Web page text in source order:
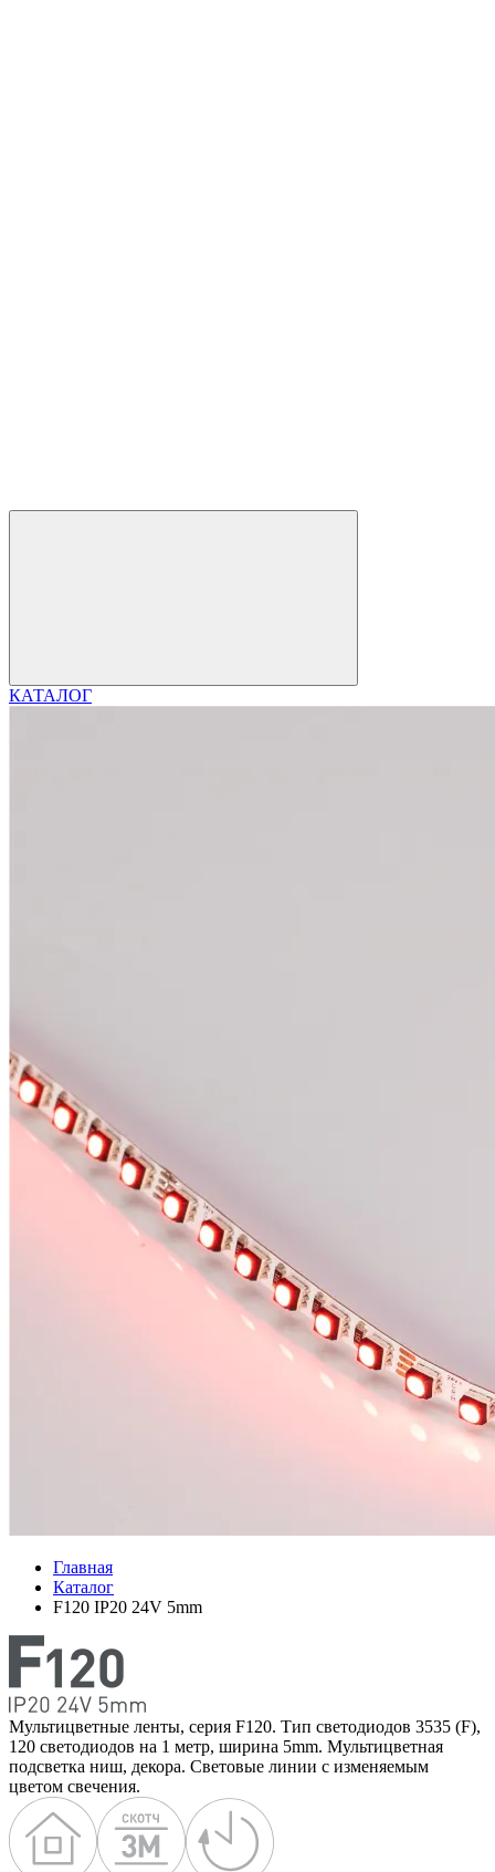
КАТАЛОГ
Главная
Каталог
F120 IP20 24V 5mm
Мультицветные ленты, серия F120. Тип светодиодов 3535 (F),
120 светодиодов на 1 метр, ширина 5mm. Мультицветная
подсветка ниш, декора. Световые линии с изменяемым
цветом свечения.